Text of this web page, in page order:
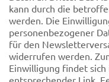
kann durch die
werden. Die
personenbezogener
für den
widerrufen werden.
Einwilligung findet
entsprechender Link.